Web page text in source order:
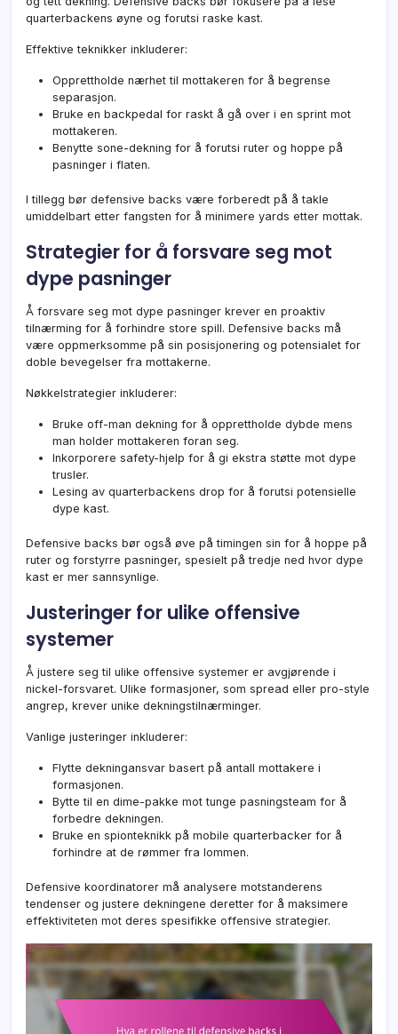
quarterbackens øyne og forutsi raske kast.
Effektive teknikker inkluderer:
Opprettholde nærhet til mottakeren for å begrense
separasjon.
Bruke en backpedal for raskt å gå over i en sprint mot
mottakeren.
Benytte sone-dekning for å forutsi ruter og hoppe på
pasninger i flaten.
I tillegg bør defensive backs være forberedt på å takle
umiddelbart etter fangsten for å minimere yards etter mottak.
Strategier for å forsvare seg mot
dype pasninger
Å forsvare seg mot dype pasninger krever en proaktiv
tilnærming for å forhindre store spill. Defensive backs må
være oppmerksomme på sin posisjonering og potensialet for
doble bevegelser fra mottakerne.
Nøkkelstrategier inkluderer:
Bruke off-man dekning for å opprettholde dybde mens
man holder mottakeren foran seg.
Inkorporere safety-hjelp for å gi ekstra støtte mot dype
trusler.
Lesing av quarterbackens drop for å forutsi potensielle
dype kast.
Defensive backs bør også øve på timingen sin for å hoppe på
ruter og forstyrre pasninger, spesielt på tredje ned hvor dype
kast er mer sannsynlige.
Justeringer for ulike offensive
systemer
Å justere seg til ulike offensive systemer er avgjørende i
nickel-forsvaret. Ulike formasjoner, som spread eller pro-style
angrep, krever unike dekningstilnærminger.
Vanlige justeringer inkluderer:
Flytte dekningansvar basert på antall mottakere i
formasjonen.
Bytte til en dime-pakke mot tunge pasningsteam for å
forbedre dekningen.
Bruke en spionteknikk på mobile quarterbacker for å
forhindre at de rømmer fra lommen.
Defensive koordinatorer må analysere motstanderens
tendenser og justere dekningene deretter for å maksimere
effektiviteten mot deres spesifikke offensive strategier.